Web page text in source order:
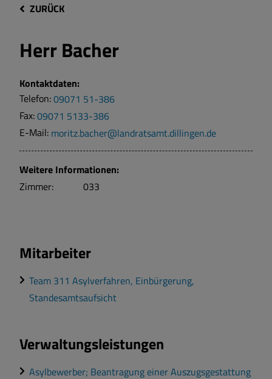
ZURÜCK
HerrBacher
Kontaktdaten:
Telefon:09071 51-386
Fax:09071 5133-386
E-Mail: moritz.bacher@landratsamt.dillingen.de
Weitere Informationen:
Zimmer:
033
Mitarbeiter
Team 311 Asylverfahren, Einbürgerung,
Standesamtsaufsicht
Verwaltungsleistungen
Asylbewerber; Beantragung einer Auszugsgestattung